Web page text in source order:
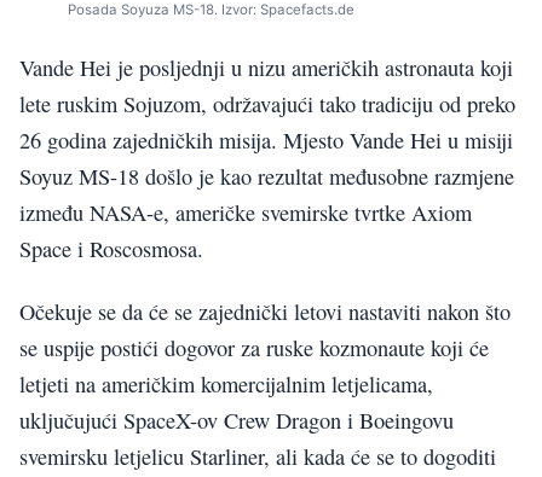
Posada Soyuza MS-18. Izvor: Spacefacts.de
Vande Hei je posljednji u nizu američkih astronauta koji
lete ruskim Sojuzom, održavajući tako tradiciju od preko
26 godina zajedničkih misija. Mjesto Vande Hei u misiji
Soyuz MS-18 došlo je kao rezultat međusobne razmjene
između NASA-e, američke svemirske tvrtke Axiom
Space i Roscosmosa.
Očekuje se da će se zajednički letovi nastaviti nakon što
se uspije postići dogovor za ruske kozmonaute koji će
letjeti na američkim komercijalnim letjelicama,
uključujući SpaceX-ov Crew Dragon i Boeingovu
svemirsku letjelicu Starliner, ali kada će se to dogoditi